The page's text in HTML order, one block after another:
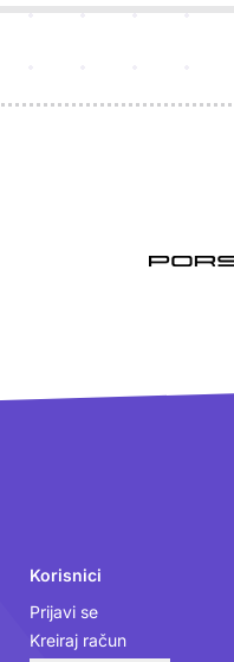
Korisnici
Prijavi se
Kreiraj račun